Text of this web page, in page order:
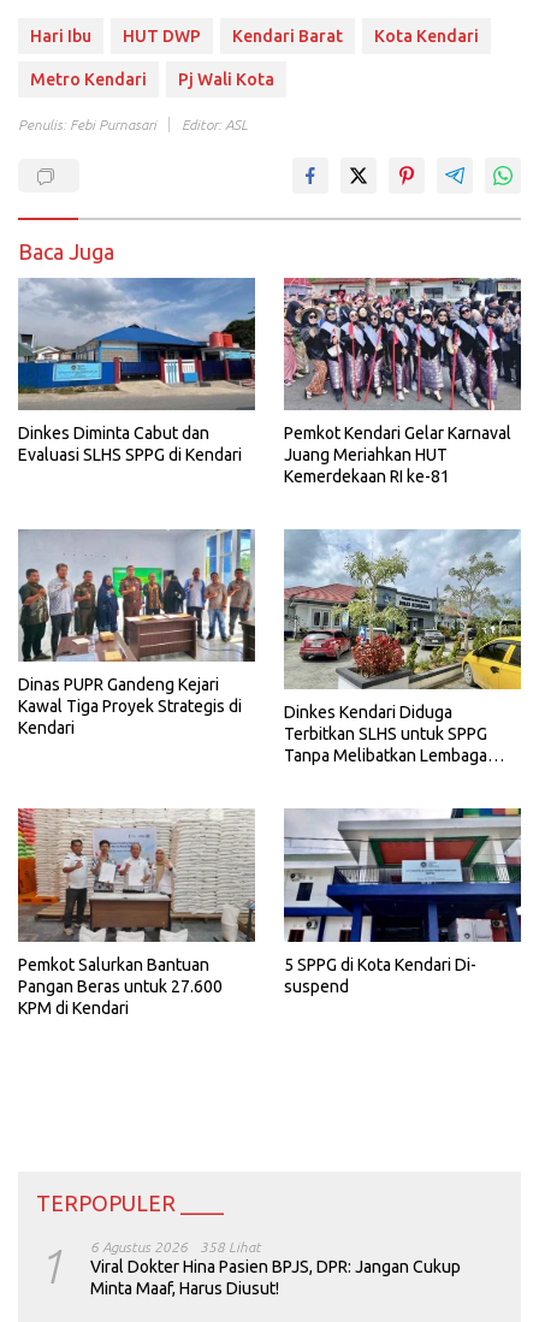
Hari Ibu HUT DWP Kendari Barat Kota Kendari
Metro Kendari Pj Wali Kota
Penulis: Febi Purnasari Editor: ASL
Baca Juga
Dinkes Diminta Cabut dan
Evaluasi SLHS SPPG di Kendari
Pemkot Kendari Gelar Karnaval
Juang Meriahkan HUT
Kemerdekaan RI ke-81
Dinas PUPR Gandeng Kejari
Kawal Tiga Proyek Strategis di
Kendari
Dinkes Kendari Diduga
Terbitkan SLHS untuk SPPG
Tanpa Melibatkan Lembaga
Pemkot Salurkan Bantuan
Pangan Beras untuk 27.600
KPM di Kendari
5 SPPG di Kota Kendari Di-
suspend
TERPOPULER ____
1 6 Agustus 2026 358 Lihat
Viral Dokter Hina Pasien BPJS, DPR: Jangan Cukup
Minta Maaf, Harus Diusut!